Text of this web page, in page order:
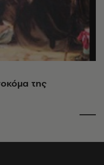
της